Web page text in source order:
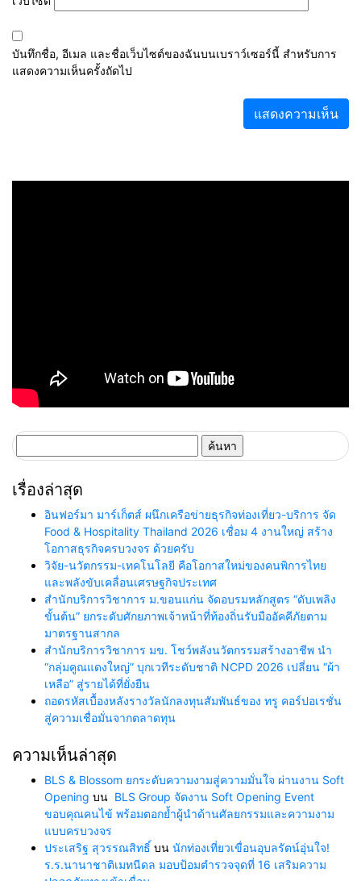
บันทึกชื่อ, อีเมล และชื่อเว็บไซต์ของฉันบนเบราว์เซอร์นี้ สำหรับการ
แสดงความเห็นครั้งถัดไป
สำหรับ:
เรื่องล่าสุด
อินฟอร์มา มาร์เก็ตส์ ผนึกเครือข่ายธุรกิจท่องเที่ยว-บริการ จัด
Food & Hospitality Thailand 2026 เชื่อม 4 งานใหญ่ สร้าง
โอกาสธุรกิจครบวงจร ด้วยครับ
วิจัย-นวัตกรรม-เทคโนโลยี คือโอกาสใหม่ของคนพิการไทย
และพลังขับเคลื่อนเศรษฐกิจประเทศ
สำนักบริการวิชาการ ม.ขอนแก่น จัดอบรมหลักสูตร “ดับเพลิง
ขั้นต้น” ยกระดับศักยภาพเจ้าหน้าที่ท้องถิ่นรับมืออัคคีภัยตาม
มาตรฐานสากล
สำนักบริการวิชาการ มข. โชว์พลังนวัตกรรมสร้างอาชีพ นำ
“กลุ่มคูณแดงใหญ่” บุกเวทีระดับชาติ NCPD 2026 เปลี่ยน “ผ้า
เหลือ” สู่รายได้ที่ยั่งยืน
ถอดรหัสเบื้องหลังรางวัลนักลงทุนสัมพันธ์ของ ทรู คอร์ปอเรชั่น
สู่ความเชื่อมั่นจากตลาดทุน
ความเห็นล่าสุด
BLS & Blossom ยกระดับความงามสู่ความมั่นใจ ผ่านงาน Soft
Opening บน BLS Group จัดงาน Soft Opening Event
ขอบคุณคนไข้ พร้อมตอกย้ำผู้นำด้านศัลยกรรมและความงาม
แบบครบวงจร
ประเสริฐ สุวรรณสิทธิ์ บน นักท่องเที่ยวเขื่อนอุบลรัตน์อุ่นใจ!
ร.ร.นานาชาติเมทนีดล มอบป้อมตำรวจจุดที่ 16 เสริมความ